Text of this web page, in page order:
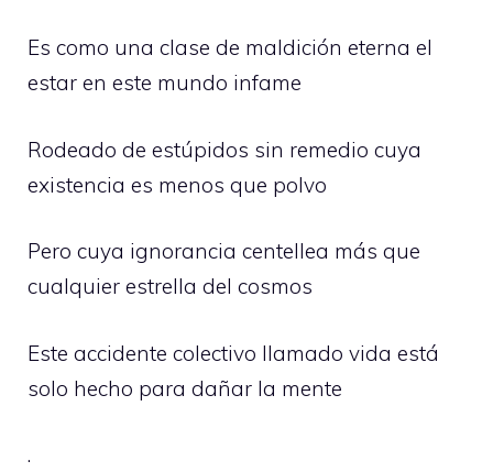
Es como una clase de maldición eterna el
estar en este mundo infame
Rodeado de estúpidos sin remedio cuya
existencia es menos que polvo
Pero cuya ignorancia centellea más que
cualquier estrella del cosmos
Este accidente colectivo llamado vida está
solo hecho para dañar la mente
.